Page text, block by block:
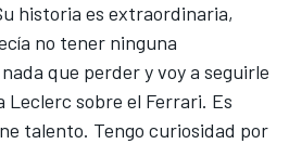
historia es extraordinaria,
no tener ninguna
que perder y voy a seguirle
Leclerc sobre el Ferrari. Es
talento. Tengo curiosidad por